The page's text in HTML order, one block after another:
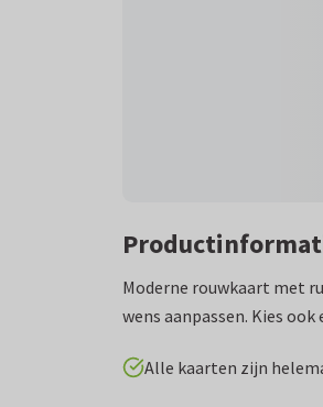
Moderne rouwkaart met
wens aanpassen. Kies
Alle kaarten zijn